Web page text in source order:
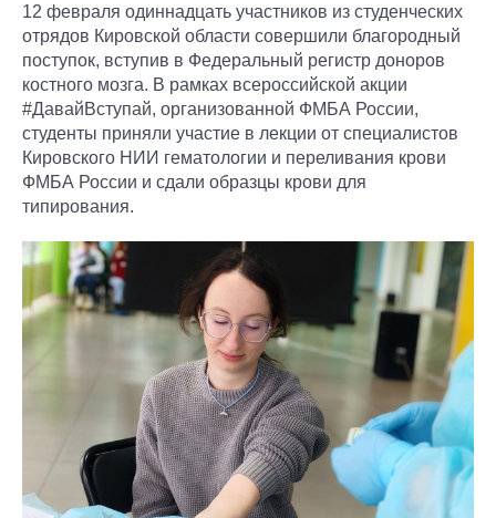
12 февраля одиннадцать участников из студенческих
отрядов Кировской области совершили благородный
поступок, вступив в Федеральный регистр доноров
костного мозга. В рамках всероссийской акции
#ДавайВступай, организованной ФМБА России,
студенты приняли участие в лекции от специалистов
Кировского НИИ гематологии и переливания крови
ФМБА России и сдали образцы крови для
типирования.